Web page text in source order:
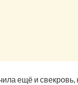
ещё и свекровь,